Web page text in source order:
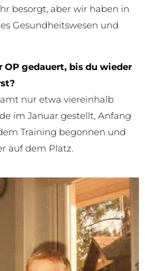
besorgt, aber wir haben in
Gesundheitswesen und
OP gedauert, bis du wieder
nur etwa viereinhalb
im Januar gestellt, Anfang
Training begonnen und
auf dem Platz.